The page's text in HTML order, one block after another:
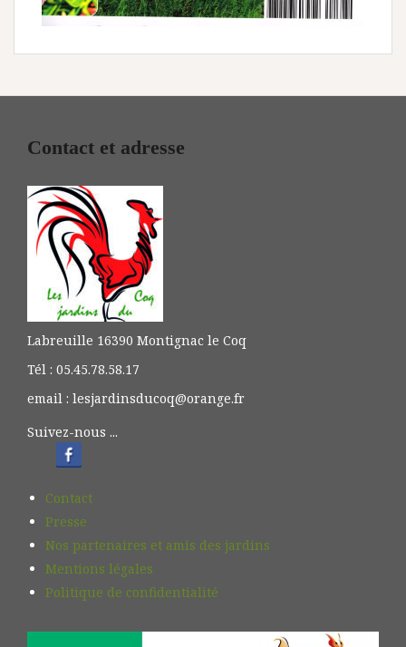
Contact et adresse
Labreuille 16390 Montignac le Coq
Tél : 05.45.78.58.17
email : lesjardinsducoq@orange.fr
Suivez-nous ...
Contact
Presse
Nos partenaires et amis des jardins
Mentions légales
Politique de confidentialité